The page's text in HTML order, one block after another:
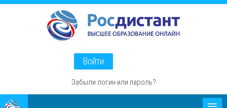
Перейти
Войти
Забыли логин или пароль?